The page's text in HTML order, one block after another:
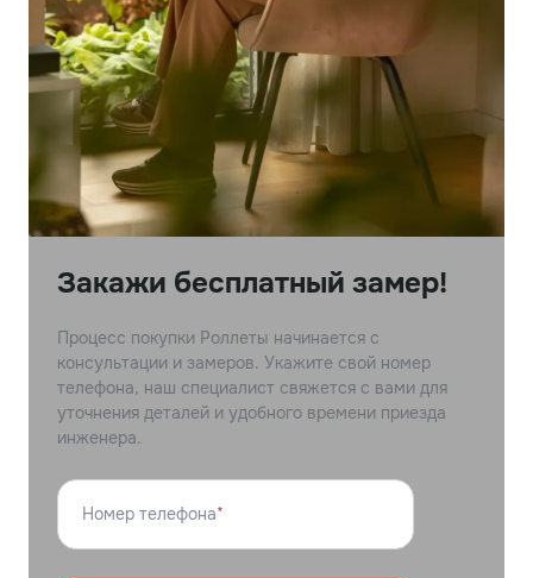
Закажи бесплатный замер!
Процесс покупки Роллеты начинается с
консультации и замеров. Укажите свой номер
телефона, наш специалист свяжется с вами для
уточнения деталей и удобного времени приезда
инженера.
Номер телефона*